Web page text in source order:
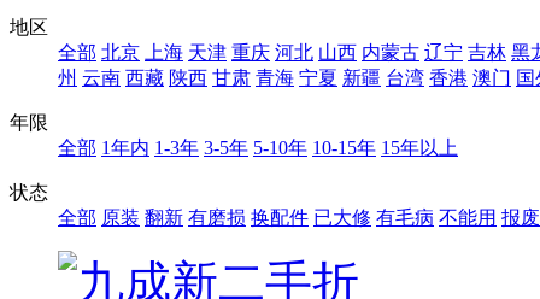
地区
全部 北京 上海 天津 重庆 河北 山西 内蒙古 辽宁 吉林 黑
州 云南 西藏 陕西 甘肃 青海 宁夏 新疆 台湾 香港 澳门 国
年限
全部 1年内 1-3年 3-5年 5-10年 10-15年 15年以上
状态
全部 原装 翻新 有磨损 换配件 已大修 有毛病 不能用 报